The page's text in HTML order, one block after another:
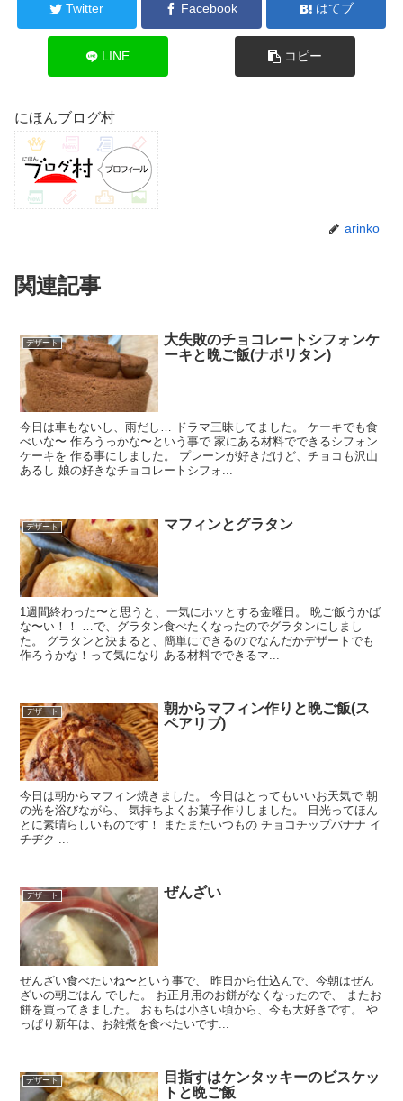
Twitter Facebook はてブ
LINE コピー
にほんブログ村
arinko
関連記事
デザート
大失敗のチョコレートシフォンケ
ーキと晩ご飯(ナポリタン)
今日は車もないし、雨だし… ドラマ三昧してました。 ケーキでも食
べいな〜 作ろうっかな〜という事で 家にある材料でできるシフォン
ケーキを 作る事にしました。 プレーンが好きだけど、チョコも沢山
あるし 娘の好きなチョコレートシフォ...
デザート マフィンとグラタン
1週間終わった〜と思うと、一気にホッとする金曜日。 晩ご飯うかば
な〜い！！ …で、グラタン食べたくなったのでグラタンにしまし
た。 グラタンと決まると、簡単にできるのでなんだかデザートでも
作ろうかな！って気になり ある材料でできるマ...
デザート
朝からマフィン作りと晩ご飯(ス
ペアリブ)
今日は朝からマフィン焼きました。 今日はとってもいいお天気で 朝
の光を浴びながら、 気持ちよくお菓子作りしました。 日光ってほん
とに素晴らしいものです！ またまたいつもの チョコチップバナナ イ
チヂク ...
デザート ぜんざい
ぜんざい食べたいね〜という事で、 昨日から仕込んで、今朝はぜん
ざいの朝ごはん でした。 お正月用のお餅がなくなったので、 またお
餅を買ってきました。 おもちは小さい頃から、今も大好きです。 や
っぱり新年は、お雑煮を食べたいです...
デザート
目指すはケンタッキーのビスケッ
トと晩ご飯